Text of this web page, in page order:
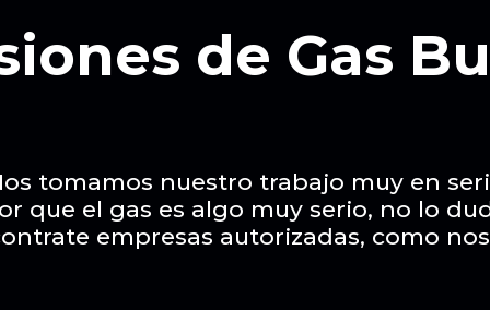
de Gas
tomamos nuestro trabajo muy en
que el gas es algo muy serio, no lo
empresas autorizadas, como